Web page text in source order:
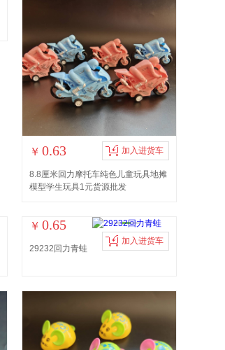
￥ 0.63 加入进货车
8.8厘米回力摩托车纯色儿童玩具地摊
模型学生玩具1元货源批发
￥ 0.65
加入进货车
29232回力青蛙